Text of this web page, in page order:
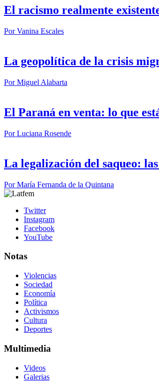
El racismo realmente
PorVanina Escales
La geopolítica de la crisis
PorMiguel Alabarta
El Paraná en venta: lo que
PorLuciana Rosende
La legalización del saqueo:
PorMaría Fernanda de la Quintana
Twitter
Instagram
Facebook
YouTube
Notas
Violencias
Sociedad
Economía
Política
Activismos
Cultura
Deportes
Multimedia
Videos
Galerias